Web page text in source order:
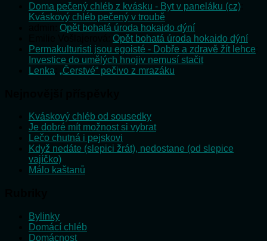
Doma pečený chléb z kvásku - Byt v paneláku (cz)
Kváskový chléb pečený v troubě
Opět bohatá úroda hokaido dýní
Opět bohatá úroda hokaido dýní
Permakulturisti jsou egoisté - Dobře a zdravě žít lehce
Investice do umělých hnojiv nemusí stačit
Lenka „Čerstvé“ pečivo z mrazáku
Kváskový chléb od sousedky
Je dobré mít možnost si vybrat
Lečo chutná i pejskovi
Když nedáte (slepici žrát), nedostane (od slepice
vajíčko)
Málo kaštanů
Bylinky
Domácí chléb
Domácnost